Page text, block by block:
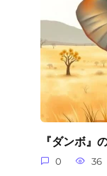
『ダンボ』
0 36